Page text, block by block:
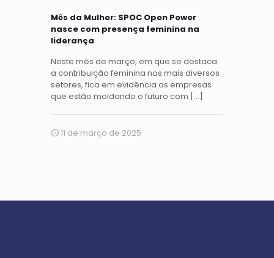
Mês da Mulher: SPOC Open Power
nasce com presença feminina na
liderança
Neste mês de março, em que se destaca
a contribuição feminina nos mais diversos
setores, fica em evidência as empresas
que estão moldando o futuro com […]
11 de março de 2025